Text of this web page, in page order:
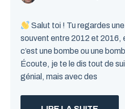
Salut toi ! Tu regardes
souvent entre 2012 et 2016,
c’est une bombe ou une
Écoute, je te le dis tout de
génial, mais avec des